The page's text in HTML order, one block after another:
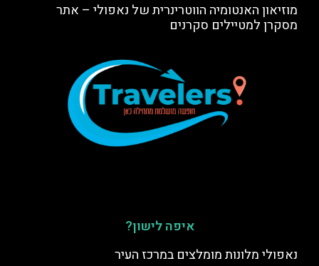
מוזיאון האנטומיה הווטרינרית של נאפולי – אתר
מסקרן למטיילים סקרנים
איפה לישון?
נאפולי מלונות מומלצים במרכז העיר